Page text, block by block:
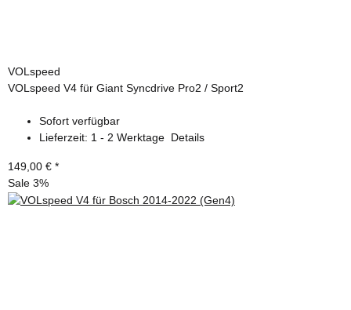
VOLspeed
VOLspeed V4 für Giant Syncdrive Pro2 / Sport2
Sofort verfügbar
Lieferzeit: 1 - 2 Werktage Details
149,00 € *
Sale 3%